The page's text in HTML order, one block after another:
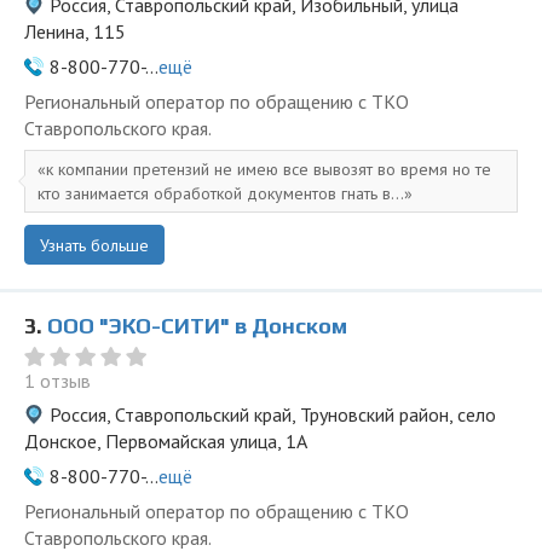
Россия, Ставропольский край, Изобильный, улица
Ленина, 115
8-800-770-...ещё
Региональный оператор по обращению с ТКО
Ставропольского края.
к компании претензий не имею все вывозят во время но те
кто занимается обработкой документов гнать в...
Узнать больше
3. ООО "ЭКО-СИТИ" в Донском
1 отзыв
Россия, Ставропольский край, Труновский район, село
Донское, Первомайская улица, 1А
8-800-770-...ещё
Региональный оператор по обращению с ТКО
Ставропольского края.